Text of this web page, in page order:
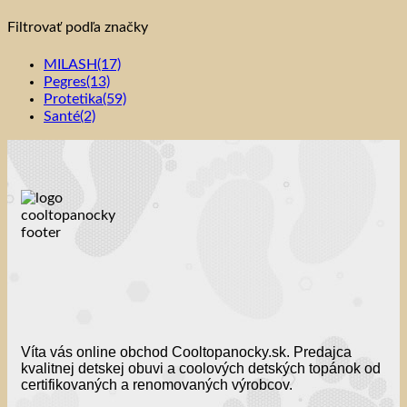
Filtrovať podľa značky
MILASH(17)
Pegres(13)
Protetika(59)
Santé(2)
Víta vás online obchod Cooltopanocky.sk. Predajca
kvalitnej detskej obuvi a coolových detských topánok od
certifikovaných a renomovaných výrobcov.